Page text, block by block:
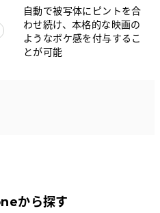
自動で被写体にピントを合
わせ続け、本格的な映画の
ようなボケ感を付与するこ
とが可能
から探す